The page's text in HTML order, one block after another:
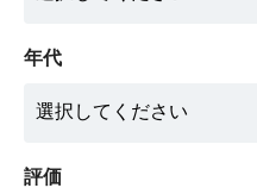
年代
評価